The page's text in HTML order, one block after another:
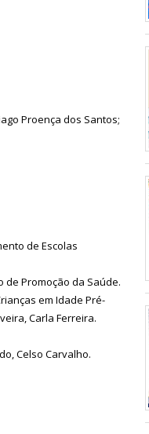
Proença dos Santos;
de Escolas
de Promoção da Saúde.
em Idade Pré-
Carla Ferreira.
Celso Carvalho.